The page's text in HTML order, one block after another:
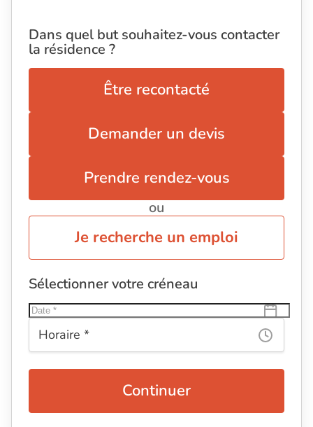
Dans quel but souhaitez-vous contacter
la résidence ?
Être recontacté
Demander un devis
Prendre rendez-vous
ou
Je recherche un emploi
Sélectionner votre créneau
Continuer